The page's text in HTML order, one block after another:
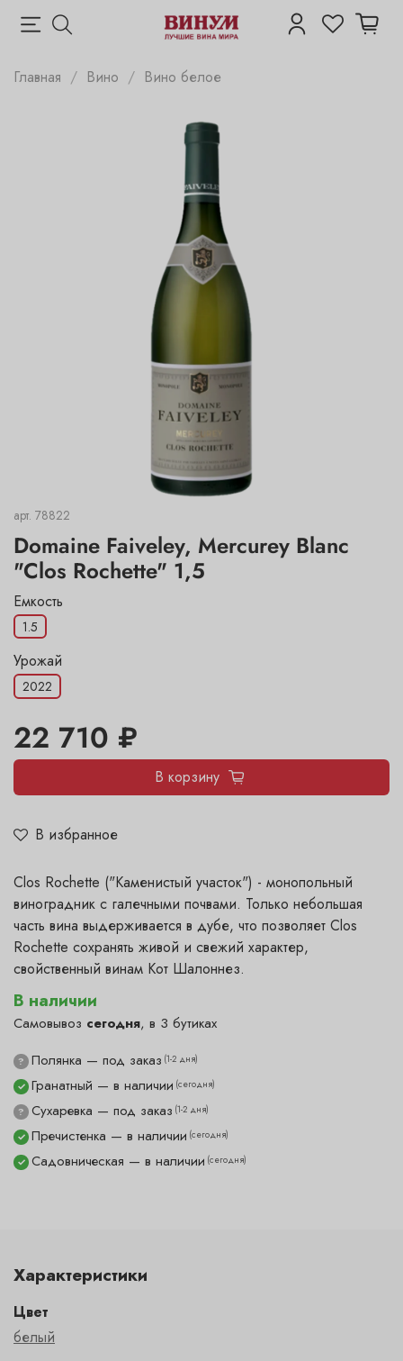
Главная Вино Вино белое
арт. 78822
Domaine Faiveley, Mercurey Blanc
"Clos Rochette" 1,5
В избранное
Емкость
1.5
Урожай
2022
22 710 ₽
В корзину
В наличии
Самовывоз сегодня, в 3 бутиках
✓ Гранатный — в наличии (сегодня)
? Полянка — под заказ (1-2 дня)
✓ Пречистенка — в наличии (сегодня)
✓ Садовническая — в наличии (сегодня)
? Сухаревка — под заказ (1-2 дня)
Clos Rochette ("Каменистый участок") - монопольный
виноградник с галечными почвами. Только небольшая
часть вина выдерживается в дубе, что позволяет Clos
Rochette сохранять живой и свежий характер,
свойственный винам Кот Шалоннез.
Характеристики
Цвет
белый